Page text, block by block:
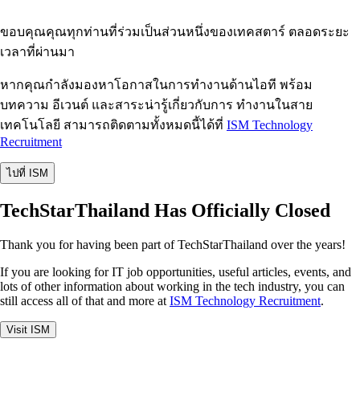
ขอบคุณคุณทุกท่านที่ร่วมเป็นส่วนหนึ่งของเทคสตาร์ ตลอดระยะ
เวลาที่ผ่านมา
หากคุณกำลังมองหาโอกาสในการทำงานด้านไอที พร้อม
บทความ อีเวนต์ และสาระน่ารู้เกี่ยวกับการ ทำงานในสาย
เทคโนโลยี สามารถติดตามทั้งหมดนี้ได้ที่ ISM Technology
Recruitment
ไปที่ ISM
TechStarThailand Has Officially Closed
Thank you for having been part of TechStarThailand over the years!
If you are looking for IT job opportunities, useful articles, events, and
lots of other information about working in the tech industry, you can
still access all of that and more at ISM Technology Recruitment.
Visit ISM